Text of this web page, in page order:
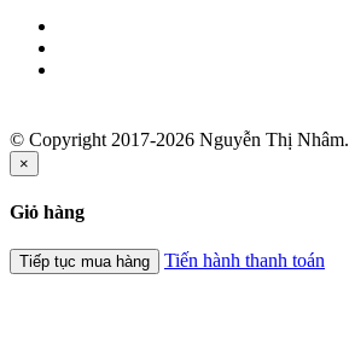
© Copyright 2017-2026 Nguyễn Thị Nhâm.
×
Giỏ hàng
Tiếp tục mua hàng Tiến hành thanh toán